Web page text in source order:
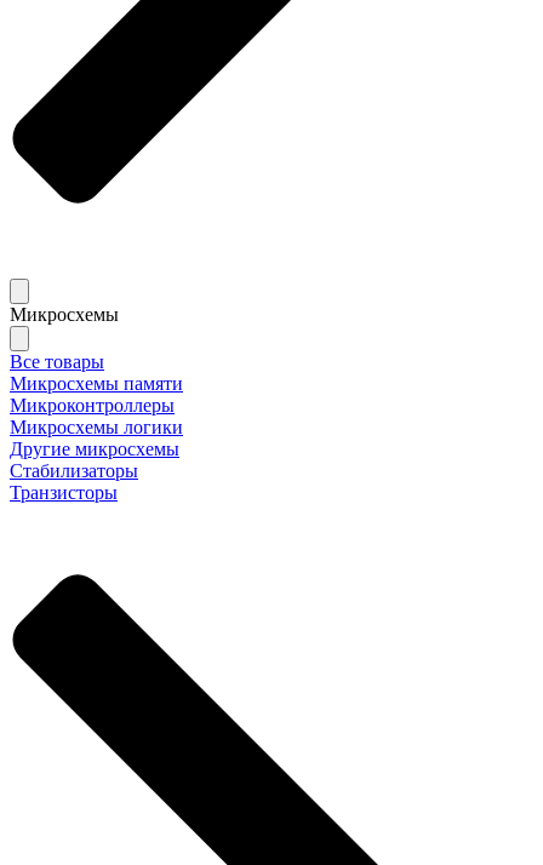
Микросхемы
Все товары
Микросхемы памяти
Микроконтроллеры
Микросхемы логики
Другие микросхемы
Стабилизаторы
Транзисторы